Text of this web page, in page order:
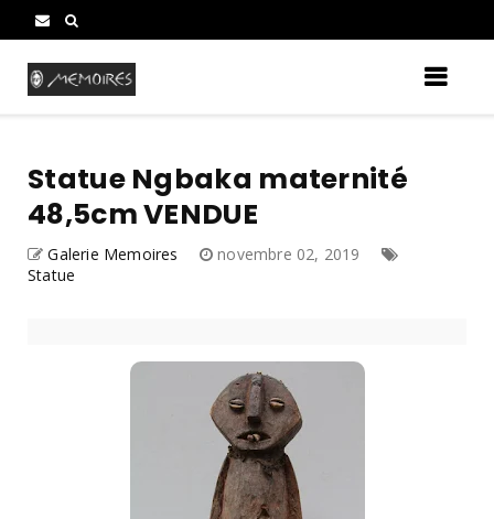
Statue Ngbaka maternité
48,5cm VENDUE
Galerie Memoires
novembre 02, 2019
Statue